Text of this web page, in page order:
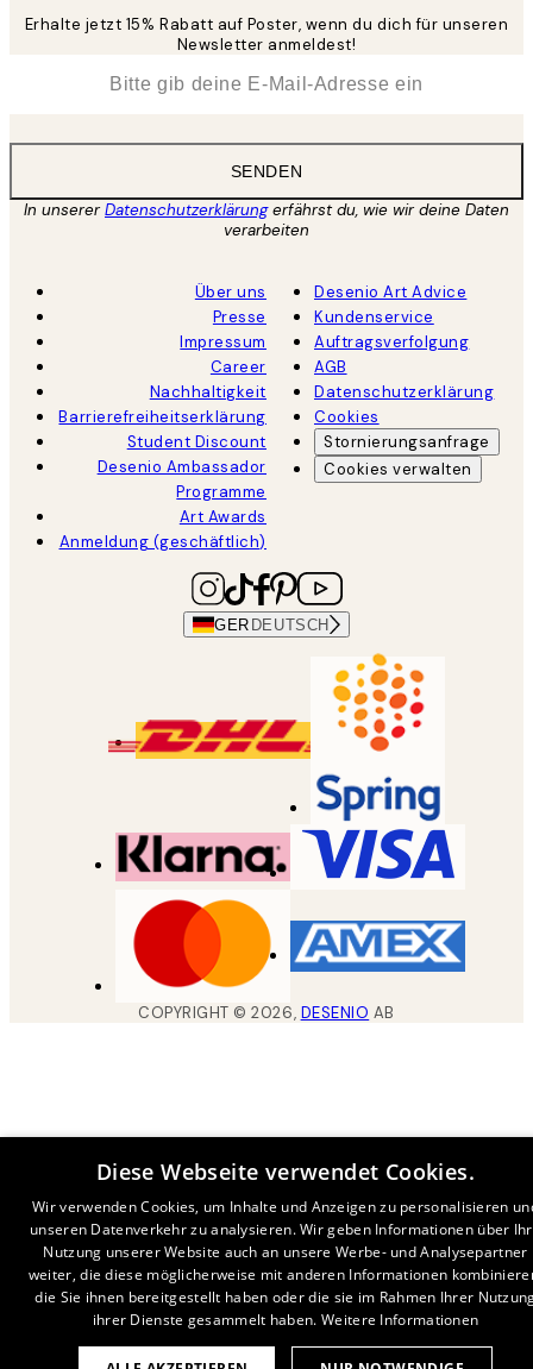
Erhalte jetzt 15% Rabatt auf Poster, wenn du dich für unseren
Newsletter anmeldest!
SENDEN
In unsererDatenschutzerklärungerfährst du, wie wir deine Daten
verarbeiten
Über uns
Presse
Impressum
Career
Nachhaltigkeit
Barrierefreiheitserklärung
Student Discount
Desenio Ambassador
Programme
Art Awards
Anmeldung (geschäftlich)
Desenio Art Advice
Kundenservice
Auftragsverfolgung
AGB
Datenschutzerklärung
Cookies
Stornierungsanfrage
Cookies verwalten
GER DEUTSCH
COPYRIGHT ©2026, DESENIO AB
Diese Webseite verwendet Cookies.
Wir verwenden Cookies, um Inhalte und Anzeigen zu personalisieren
unseren Datenverkehr zu analysieren. Wir geben Informationen über
Nutzung unserer Website auch an unsere Werbe- und Analysepartner
weiter, die diese möglicherweise mit anderen Informationen
die Sie ihnen bereitgestellt haben oder die sie im Rahmen Ihrer
ihrer Dienste gesammelt haben. Weitere Informationen